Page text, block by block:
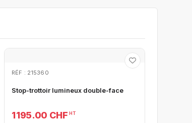
RÉF : 215360
Stop-trottoir lumineux double-face
1 195.00 CHF HT